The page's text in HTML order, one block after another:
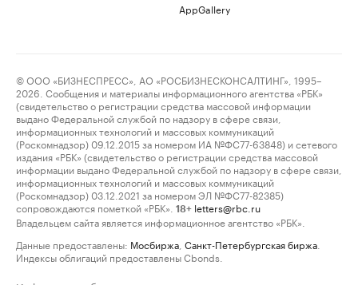
AppGallery
© ООО «БИЗНЕСПРЕСС», АО «РОСБИЗНЕСКОНСАЛТИНГ», 1995–
2026. Сообщения и материалы информационного агентства «РБК»
(свидетельство о регистрации средства массовой информации
выдано Федеральной службой по надзору в сфере связи,
информационных технологий и массовых коммуникаций
(Роскомнадзор) 09.12.2015 за номером ИА №ФС77-63848) и сетевого
издания «РБК» (свидетельство о регистрации средства массовой
информации выдано Федеральной службой по надзору в сфере связи,
информационных технологий и массовых коммуникаций
(Роскомнадзор) 03.12.2021 за номером ЭЛ №ФС77-82385)
сопровождаются пометкой «РБК».
18+ letters@rbc.ru
Владельцем сайта является информационное агентство «РБК».
Данные предоставлены: Мосбиржа Санкт-Петербургская биржа
Индексы облигаций предоставлены Cbonds.